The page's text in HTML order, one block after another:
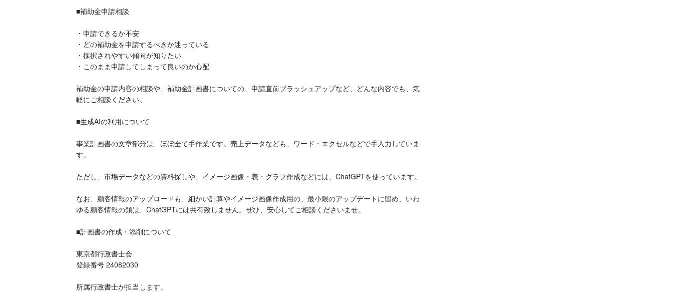
■補助金申請相談
・申請できるか不安
・どの補助金を申請するべきか迷っている
・採択されやすい傾向が知りたい
・このまま申請してしまって良いのか心配
補助金の申請内容の相談や、補助金計画書についての、申請直前ブラッシュアップなど、どんな内容でも、気
軽にご相談ください。
■生成AIの利用について
事業計画書の文章部分は、ほぼ全て手作業です。売上データなども、ワード・エクセルなどで手入力していま
す。
ただし、市場データなどの資料探しや、イメージ画像・表・グラフ作成などには、ChatGPTを使っています。
なお、顧客情報のアップロードも、細かい計算やイメージ画像作成用の、最小限のアップデートに留め、いわ
ゆる顧客情報の類は、ChatGPTには共有致しません。ぜひ、安心してご相談くださいませ。
■計画書の作成・添削について
東京都行政書士会
登録番号 24082030
所属行政書士が担当します。